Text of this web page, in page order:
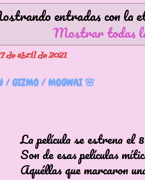
entradas con la
Mostrar todas
de abril de 2021
/ GIZMO / MOGWAI 🌸
se estrena el 8
esas películas
que marcaron una
CAVE DOLL